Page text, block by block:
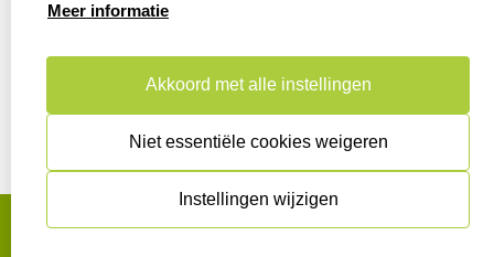
Aanleverspecificaties
Instructie voor
Safety Sheets
Sitemap
algemene voorwaarden
disclaimer
Meer informatie
Akkoord met alle instellingen
Niet essentiële cookies weigeren
Instellingen wijzigen